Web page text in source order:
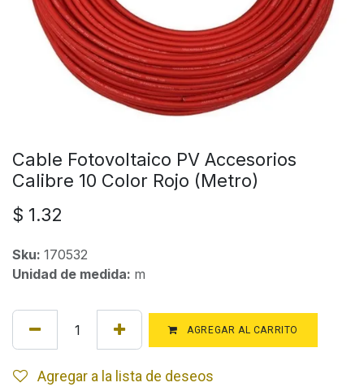
Cable Fotovoltaico PV Accesorios
Calibre 10 Color Rojo (Metro)
$ 1.32
Sku: 170532
Unidad de medida: m
AGREGAR AL CARRITO
Agregar a la lista de deseos